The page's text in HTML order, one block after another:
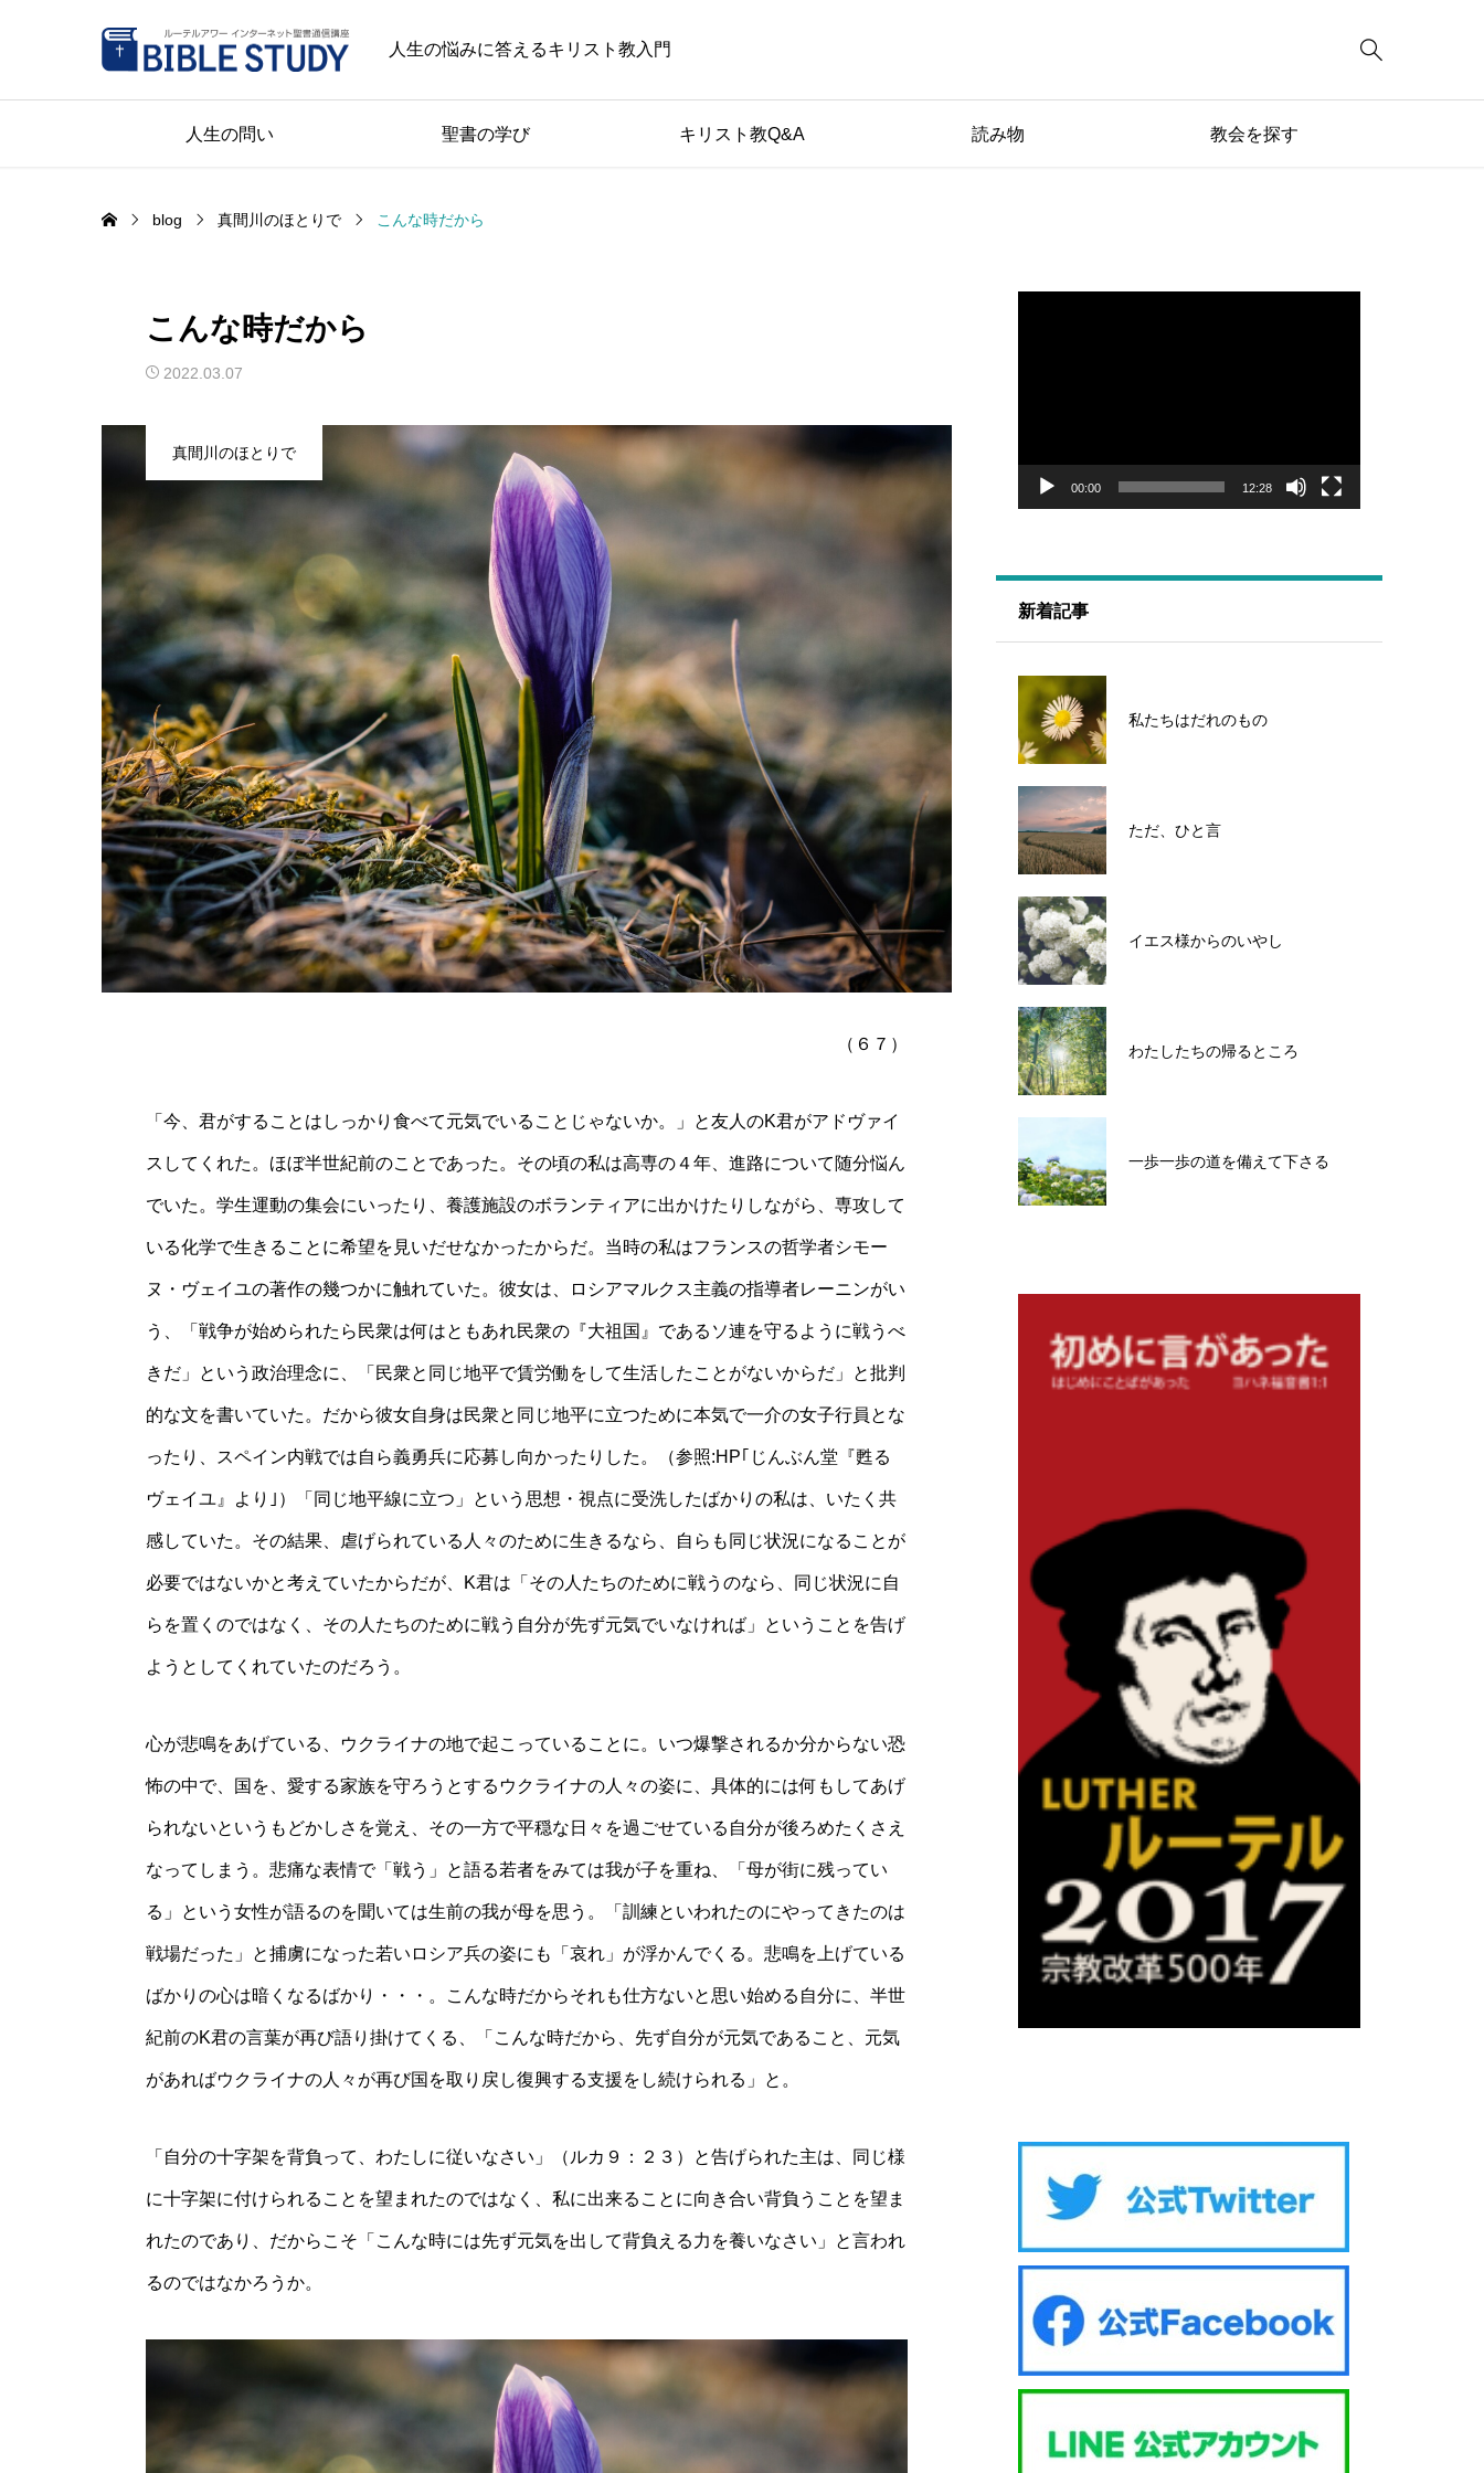
人生の悩みに答えるキリスト教入門 
人生の問い 聖書の学び キリスト教Q&A 読み物 教会を探す
blog 真間川のほとりで こんな時だから
こんな時だから
2022.03.07
真間川のほとりで
（６７）
「今、君がすることはしっかり食べて元気でいることじゃないか。」と友人のK君がアドヴァイ
スしてくれた。ほぼ半世紀前のことであった。その頃の私は高専の４年、進路について随分悩ん
でいた。学生運動の集会にいったり、養護施設のボランティアに出かけたりしながら、専攻して
いる化学で生きることに希望を見いだせなかったからだ。当時の私はフランスの哲学者シモー
ヌ・ヴェイユの著作の幾つかに触れていた。彼女は、ロシアマルクス主義の指導者レーニンがい
う、「戦争が始められたら民衆は何はともあれ民衆の『大祖国』であるソ連を守るように戦うべ
きだ」という政治理念に、「民衆と同じ地平で賃労働をして生活したことがないからだ」と批判
的な文を書いていた。だから彼女自身は民衆と同じ地平に立つために本気で一介の女子行員とな
ったり、スペイン内戦では自ら義勇兵に応募し向かったりした。（参照:HP｢じんぶん堂『甦る
ヴェイユ』より｣）「同じ地平線に立つ」という思想・視点に受洗したばかりの私は、いたく共
感していた。その結果、虐げられている人々のために生きるなら、自らも同じ状況になることが
必要ではないかと考えていたからだが、K君は「その人たちのために戦うのなら、同じ状況に自
らを置くのではなく、その人たちのために戦う自分が先ず元気でいなければ」ということを告げ
ようとしてくれていたのだろう。
心が悲鳴をあげている、ウクライナの地で起こっていることに。いつ爆撃されるか分からない恐
怖の中で、国を、愛する家族を守ろうとするウクライナの人々の姿に、具体的には何もしてあげ
られないというもどかしさを覚え、その一方で平穏な日々を過ごせている自分が後ろめたくさえ
なってしまう。悲痛な表情で「戦う」と語る若者をみては我が子を重ね、「母が街に残ってい
る」という女性が語るのを聞いては生前の我が母を思う。「訓練といわれたのにやってきたのは
戦場だった」と捕虜になった若いロシア兵の姿にも「哀れ」が浮かんでくる。悲鳴を上げている
ばかりの心は暗くなるばかり・・・。こんな時だからそれも仕方ないと思い始める自分に、半世
紀前のK君の言葉が再び語り掛けてくる、「こんな時だから、先ず自分が元気であること、元気
があればウクライナの人々が再び国を取り戻し復興する支援をし続けられる」と。
「自分の十字架を背負って、わたしに従いなさい」（ルカ９：２３）と告げられた主は、同じ様
に十字架に付けられることを望まれたのではなく、私に出来ることに向き合い背負うことを望ま
れたのであり、だからこそ「こんな時には先ず元気を出して背負える力を養いなさい」と言われ
るのではなかろうか。
ー
00:00 12:28
新着記事
私たちはだれのもの
ただ、ひと言
イエス様からのいやし
わたしたちの帰るところ
一歩一歩の道を備えて下さる